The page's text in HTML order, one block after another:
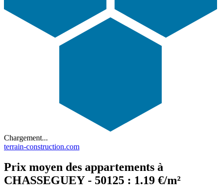
Chargement...
terrain-construction.com
Prix moyen des appartements à
CHASSEGUEY - 50125 : 1.19 €/m²